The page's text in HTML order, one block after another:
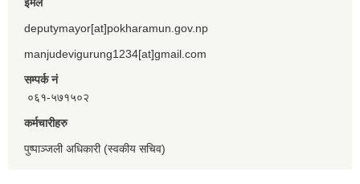
deputymayor[at]pokharamun.gov.np
manjudevigurung1234[at]gmail.com
सम्पर्क नं
०६१-५७१५०२
कर्मचारीहरु
पुष्पाञ्जली अधिकारी (स्वकीय सचिव)